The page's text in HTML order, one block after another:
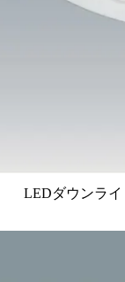
LEDダウンラ